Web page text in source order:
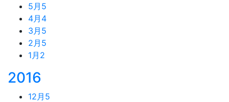
5月 5
4月 4
3月 5
2月 5
1月 2
2016
12月 5